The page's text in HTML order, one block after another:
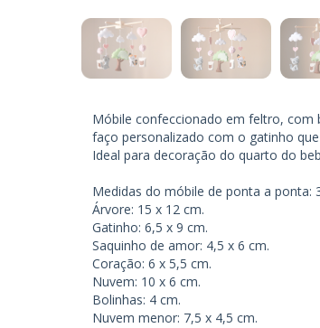
Móbile confeccionado em feltro, com
faço personalizado com o gatinho
Ideal para decoração do quarto do
Medidas do móbile de ponta a ponta:
Árvore: 15 x 12 cm.
Gatinho: 6,5 x 9 cm.
Saquinho de amor: 4,5 x 6 cm.
Coração: 6 x 5,5 cm.
Nuvem: 10 x 6 cm.
Bolinhas: 4 cm.
Nuvem menor: 7,5 x 4,5 cm.